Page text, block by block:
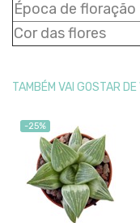
Época de floração
Cor das flores
TAMBÉM VAI GOSTAR DE
-25%